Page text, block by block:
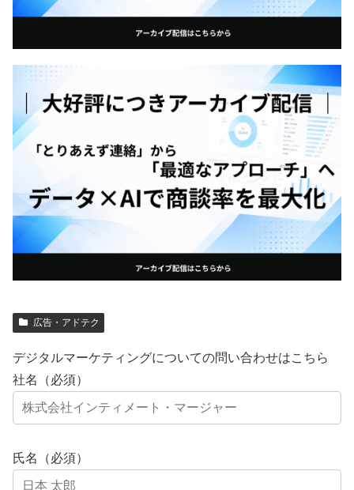
広告・アドテク
デジタルマーケティングについての問い合わせはこちら
社名（必須）
氏名（必須）